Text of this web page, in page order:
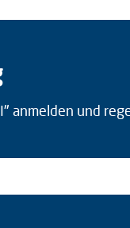
anmelden und